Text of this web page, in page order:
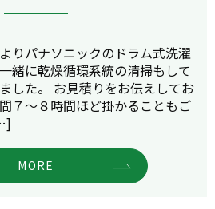
りパナソニックのドラム式洗濯
緒に乾燥循環系統の清掃もして
した。 お見積りをお伝えしてお
７～８時間ほど掛かることもご
MORE